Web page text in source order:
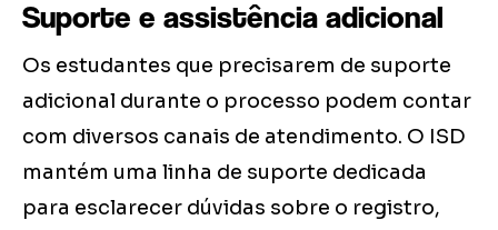
Suporte e assistência adicional
Os estudantes que precisarem de suporte
adicional durante o processo podem contar
com diversos canais de atendimento. O ISD
mantém uma linha de suporte dedicada
para esclarecer dúvidas sobre o registro,